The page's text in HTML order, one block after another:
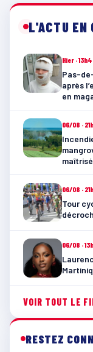
L'ACTU EN
Hier ·
Pas-
après
en
06/08 ·
maîtrisé
06/08 ·
Tour
06/08 ·
VOIR TOUT LE
RESTEZ